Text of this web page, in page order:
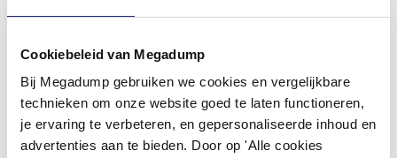
Cookiebeleid van Megadump
Bij Megadump gebruiken we cookies en vergelijkbare
technieken om onze website goed te laten functioneren,
je ervaring te verbeteren, en gepersonaliseerde inhoud en
advertenties aan te bieden. Door op 'Alle cookies
#mijndroombadkamer
Wij geloven in de kracht van delen. Deel jouw
badkamer op Instagram met #mijndroombadkamer
en tag @megadumpnl. Samen bouwen we een
inspirerende omgeving vol met unieke
badkamerstijlen. Doe je mee?